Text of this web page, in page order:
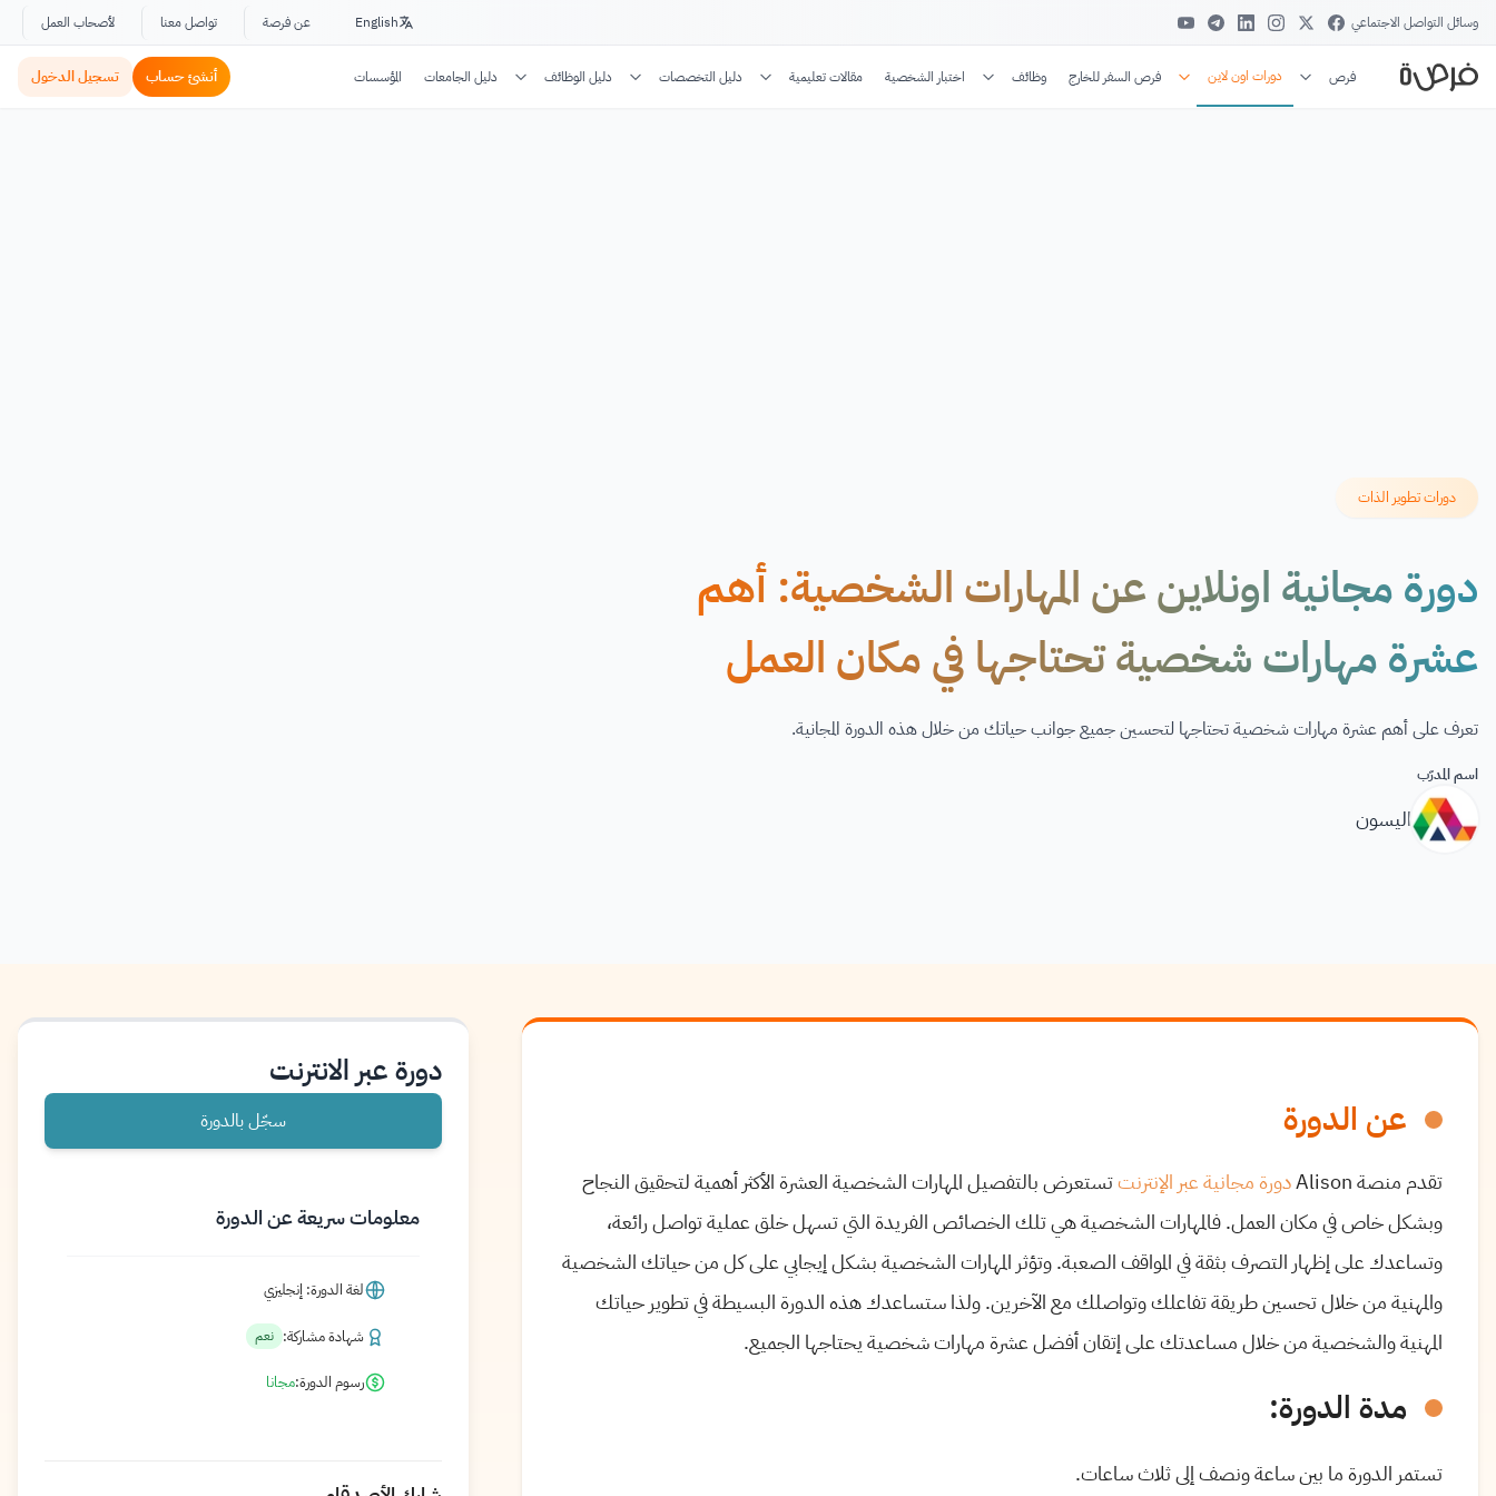
وسائل التواصل الاجتماعي English عن فرصة تواصل معنا لأصحاب العمل
فرص دورات اون لاين فرص السفر للخارج وظائف اختبار الشخصية مقالات تعليمية دليل التخصصات دليل الوظائف دليل الجامعات المؤسسات أنشئ حساب تسجيل الدخول
دورات تطوير الذات
دورة مجانية اونلاين عن المهارات الشخصية: أهم
عشرة مهارات شخصية تحتاجها في مكان العمل
تعرف على أهم عشرة مهارات شخصية تحتاجها لتحسين جميع جوانب حياتك من خلال هذه الدورة المجانية.
اسم المدرّب
اليسون
عن الدورة
تقدم منصة Alison دورة مجانية عبر الإنترنتتستعرض بالتفصيل المهارات الشخصية العشرة الأكثر أهمية لتحقيق النجاح
وبشكل خاص في مكان العمل. فالمهارات الشخصية هي تلك الخصائص الفريدة التي تسهل خلق عملية تواصل رائعة،
وتساعدك على إظهار التصرف بثقة في المواقف الصعبة. وتؤثر المهارات الشخصية بشكل إيجابي على كل من حياتك الشخصية
والمهنية من خلال تحسين طريقة تفاعلك وتواصلك مع الآخرين. ولذا ستساعدك هذه الدورة البسيطة في تطوير حياتك
المهنية والشخصية من خلال مساعدتك على إتقان أفضل عشرة مهارات شخصية يحتاجها الجميع.
مدة الدورة:
تستمر الدورة ما بين ساعة ونصف إلى ثلاث ساعات.
دورة عبر الانترنت
سجّل بالدورة
معلومات سريعة عن الدورة
لغة الدورة: إنجليزي
شهادة مشاركة: نعم
رسوم الدورة:مجانا